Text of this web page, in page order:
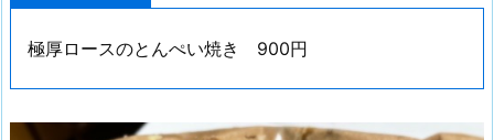
極厚ロースのとんぺい焼き 900円